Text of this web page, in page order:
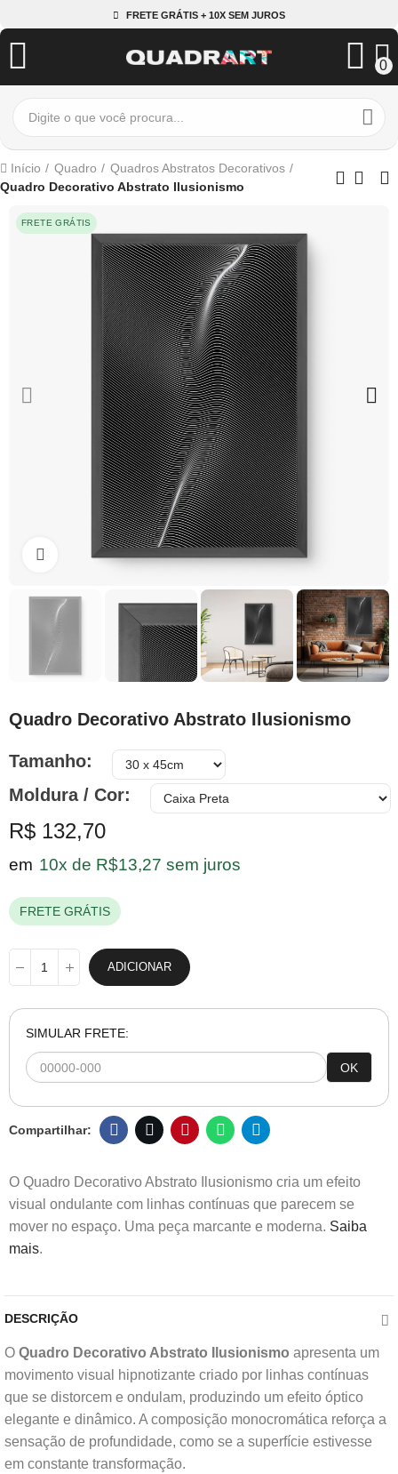
FRETE GRÁTIS + 10X SEM JUROS
0
Início Quadro
Quadros Abstratos Decorativos
Quadro Decorativo Abstrato Ilusionismo
FRETE GRÁTIS
Clique para ampliar
Quadro Decorativo Abstrato Ilusionismo
Tamanho
Moldura / Cor
R$ 132,70
em 10x de R$13,27 sem juros
FRETE GRÁTIS
ADICIONAR
SIMULAR FRETE:
OK
O Quadro Decorativo Abstrato Ilusionismo cria um efeito
visual ondulante com linhas contínuas que parecem se
mover no espaço. Uma peça marcante e moderna. Saiba
mais.
DESCRIÇÃO
O Quadro Decorativo Abstrato Ilusionismo apresenta um
movimento visual hipnotizante criado por linhas contínuas
que se distorcem e ondulam, produzindo um efeito óptico
elegante e dinâmico. A composição monocromática reforça a
sensação de profundidade, como se a superfície estivesse
em constante transformação.